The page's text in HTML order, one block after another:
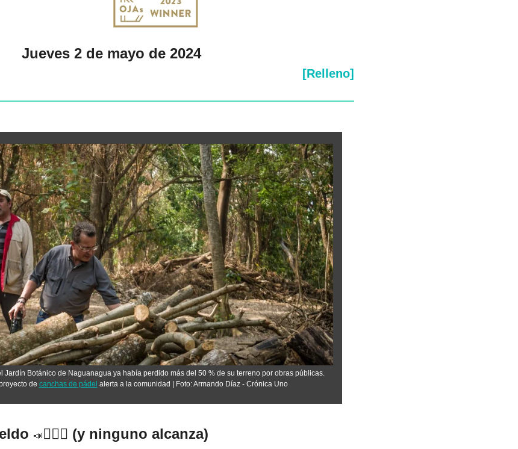
Jueves 2 de mayo de 2024
[Relleno]
Jardín Botánico de Naguanagua ya había perdido más del 50 % de su terreno por obras públicas.
de canchas de pádel alerta a la comunidad | Foto: Armando Díaz - Crónica Uno
📣🙅🏻‍♂️ (y ninguno alcanza)